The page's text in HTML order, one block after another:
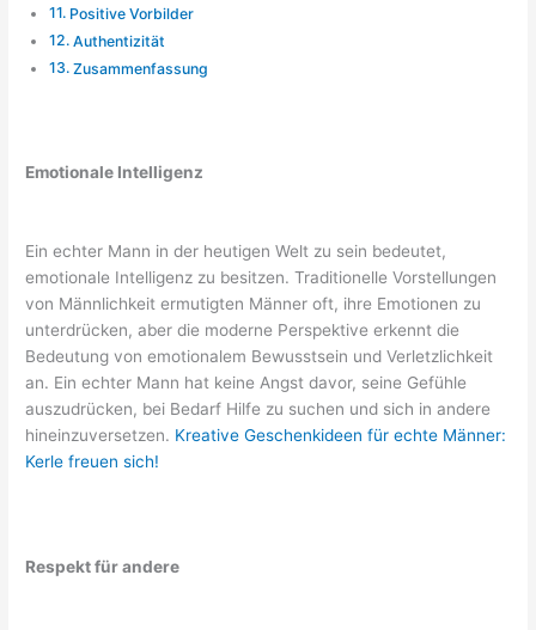
Positive Vorbilder
Authentizität
Zusammenfassung
Emotionale Intelligenz
Ein echter Mann in der heutigen Welt zu sein bedeutet,
emotionale Intelligenz zu besitzen. Traditionelle Vorstellungen
von Männlichkeit ermutigten Männer oft, ihre Emotionen zu
unterdrücken, aber die moderne Perspektive erkennt die
Bedeutung von emotionalem Bewusstsein und Verletzlichkeit
an. Ein echter Mann hat keine Angst davor, seine Gefühle
auszudrücken, bei Bedarf Hilfe zu suchen und sich in andere
hineinzuversetzen. Kreative Geschenkideen für echte Männer:
Kerle freuen sich!
Respekt für andere